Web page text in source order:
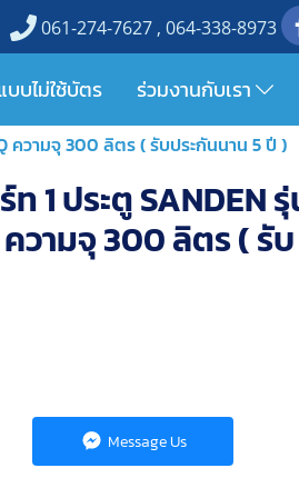
061-274-7627 , 064-338-8973
บไม่ใช้บัตร ร่วมงานกับเรา
ความจุ 300 ลิตร ( รับประกันนาน 5 ปี )
1 ประตู SANDEN
วามจุ 300 ลิตร ( รับ
Message Us